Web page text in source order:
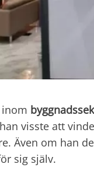
visste att
Även om han
sig själv.